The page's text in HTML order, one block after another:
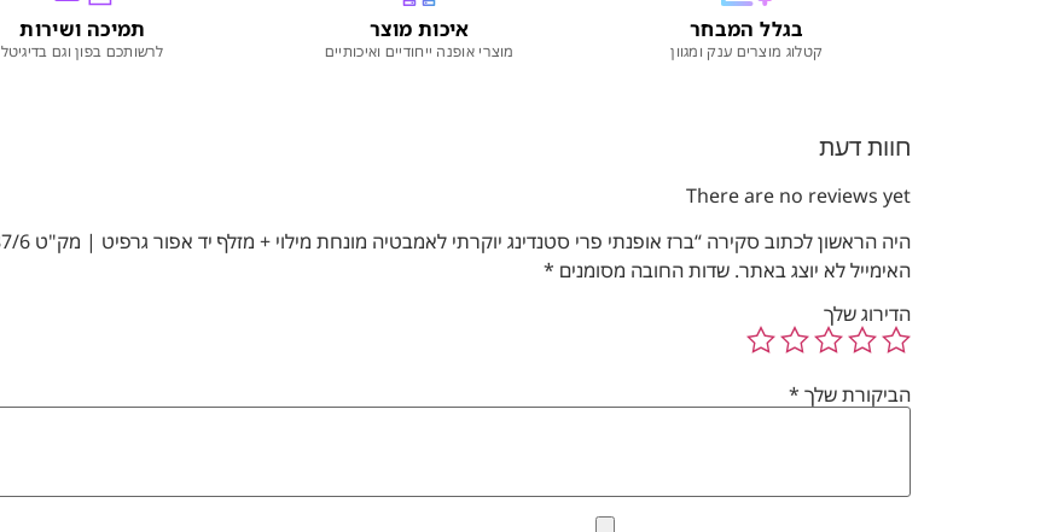
בגלל המבחר
קטלוג מוצרים ענק ומגוון
איכות מוצר
מוצרי אופנה ייחודיים ואיכותיים
תמיכה ושירות
לרשותכם בפון וגם בדיגיטל
חוות דעת
There are no reviews yet
היה הראשון לכתוב סקירה “ברז אופנתי פרי סטנדינג יוקרתי לאמבטיה מונחת מילוי + מזלף יד אפור גרפיט | מק"ט 387/6”
האימייל לא יוצג באתר. שדות החובה מסומנים *
הדירוג שלך
הביקורת שלך *